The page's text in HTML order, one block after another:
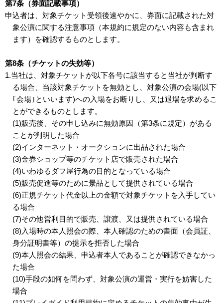
第7条（券面記載事項）
申込者は、対象チケット受領後速やかに、券面に記載された対
象公演に関する注意事項（本規約に規定のない内容も含まれ
ます）を確認するものとします。
第8条（チケットの失効等）
1.当社は、対象チケットが以下各号に該当すると当社が判断す
る場合、当該対象チケットを無効とし、対象公演の会場(以下
｢会場｣といいます)への入場をお断りし、又は退場を求めるこ
とができるものとします。
(1)販売後、その申し込みに無効原因（第3条に規定）がある
ことが判明した場合
(2)インターネット・オークションに出品された場合
(3)金券ショップ等のチケット店で販売された場合
(4)いわゆるダフ屋行為の目的となっている場合
(5)販売促進等のために景品として提供されている場合
(6)正規チケット代金以上の金額で対象チケットを入手してい
る場合
(7)その他営利目的で販売、譲渡、又は提供されている場合
(8)入場時の本人照会の際、本人確認のための書面（会員証、
身分証明書等）の提示を拒否した場合
(9)本人照会の結果、申込者本人であることが確認できなかっ
た場合
(10)手段の如何を問わず、対象公演の運営・実行を妨害した
場合